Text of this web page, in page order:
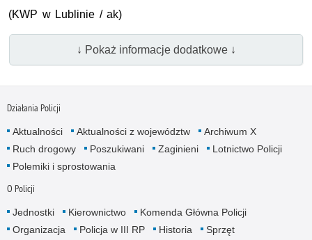
(KWP w Lublinie / ak)
↓ Pokaż informacje dodatkowe ↓
Działania Policji
Aktualności Aktualności z województw
Archiwum X
Ruch drogowy
Poszukiwani Zaginieni
Lotnictwo Policji
Polemiki i sprostowania
O Policji
Jednostki Kierownictwo
Komenda Główna Policji
Organizacja
Policja w III RP Historia
Sprzęt